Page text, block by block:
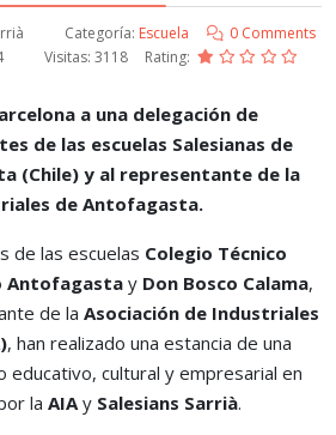
Categoría: Escuela
0 Comments
Visitas: 3118 Rating:
a una delegación de
de las escuelas Salesianas de
(Chile) y al representante de la
de Antofagasta.
de las escuelas Colegio Técnico
Antofagasta y Don Bosco Calama,
de la Asociación de Industriales
, han realizado una estancia de una
educativo, cultural y empresarial en
la AIAy Salesians Sarrià.